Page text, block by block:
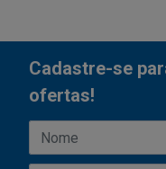
Cadastre-se
ofertas!